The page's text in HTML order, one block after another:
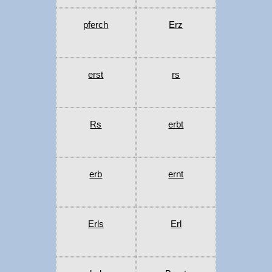
pferch Erz
erst rs
Rs erbt
erb ernt
Erls Erl